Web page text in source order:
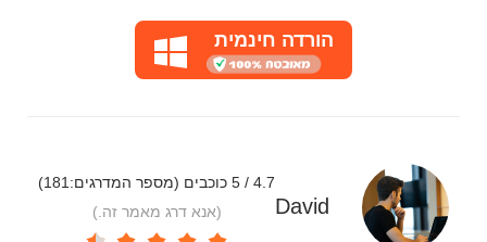
הורדה חינמית
David
4.7 / 5 כוכבים (מספר המדרגים: 181
)
(אנא דרג מאמר זה.)